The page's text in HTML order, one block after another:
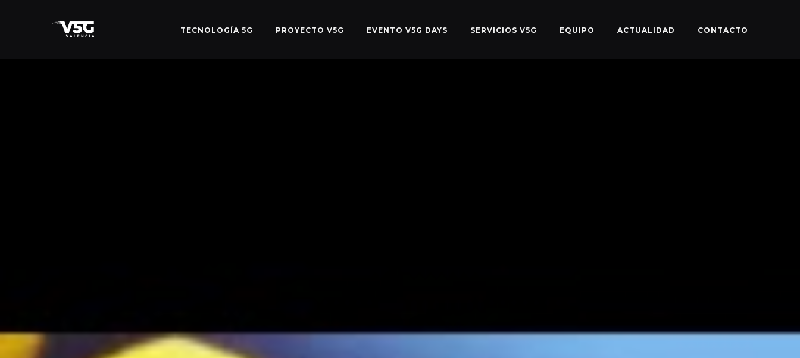
TECNOLOGÍA 5G PROYECTO V5G EVENTO V5G DAYS SERVICIOS V5G EQUIPO ACTUALIDAD CONTACTO